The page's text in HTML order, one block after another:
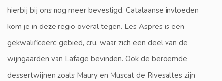
hierbij bij ons nog meer bevestigd. Catalaanse invloeden
kom je in deze regio overal tegen. Les Aspres is een
gekwalificeerd gebied, cru, waar zich een deel van de
wijngaarden van Lafage bevinden. Ook de beroemde
dessertwijnen zoals Maury en Muscat de Rivesaltes zijn